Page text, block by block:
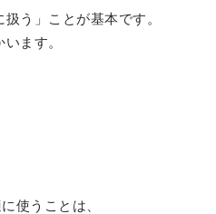
う」ことが基本です。
ます。
使うことは、